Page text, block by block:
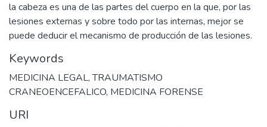
la cabeza es una de las partes del cuerpo en la que, por las
lesiones externas y sobre todo por las internas, mejor se
puede deducir el mecanismo de producción de las lesiones.
Keywords
MEDICINA LEGAL,TRAUMATISMO
CRANEOENCEFALICO, MEDICINA FORENSE
URI